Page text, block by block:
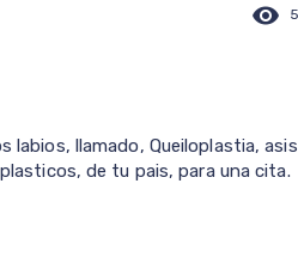
visibility
labios, llamado, Queiloplastia,
de tu pais, para una cita.